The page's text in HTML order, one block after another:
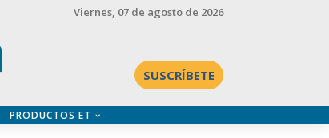
Viernes, 07 de agosto de 2026
SUSCRÍBETE
PRODUCTOS ET